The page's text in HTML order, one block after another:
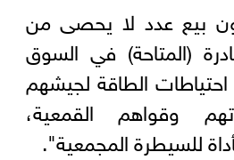
بيع عدد لا يحصى من
(المتاحة) في السوق
احتياطات الطاقة لجيشهم
وقواهم القمعية،
للسيطرة المجمعية".